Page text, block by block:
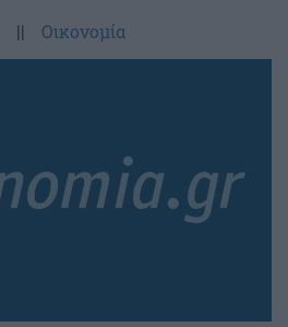
|| Οικονομία